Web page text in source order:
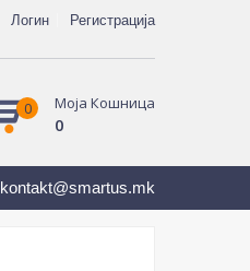
Логин
Регистрација
Моја Кошница
0
0
kontakt@smartus.mk